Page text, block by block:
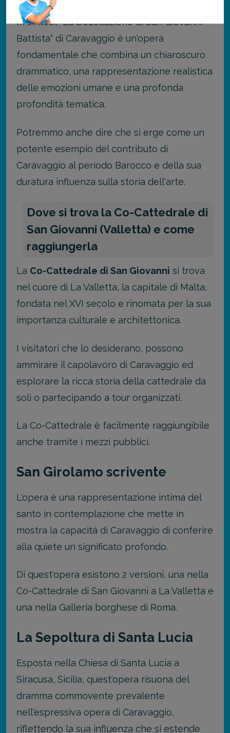
In sintesi, "La Decollazione di San Giovanni
Battista" di Caravaggio è un'opera
fondamentale che combina un chiaroscuro
drammatico, una rappresentazione realistica
delle emozioni umane e una profonda
profondità tematica.
Potremmo anche dire che si erge come un
potente esempio del contributo di
Caravaggio al periodo Barocco e della sua
duratura influenza sulla storia dell'arte.
Dove si trova la Co-Cattedrale di
San Giovanni (Valletta) e come
raggiungerla
La Co-Cattedrale di San Giovanni si trova
nel cuore di La Valletta, la capitale di Malta,
fondata nel XVI secolo e rinomata per la sua
importanza culturale e architettonica.
I visitatori che lo desiderano, possono
ammirare il capolavoro di Caravaggio ed
esplorare la ricca storia della cattedrale da
soli o partecipando a tour organizzati.
La Co-Cattedrale è facilmente raggiungibile
anche tramite i mezzi pubblici.
San Girolamo scrivente
L'opera è una rappresentazione intima del
santo in contemplazione che mette in
mostra la capacità di Caravaggio di conferire
alla quiete un significato profondo.
Di quest'opera esistono 2 versioni, una nella
Co-Cattedrale di San Giovanni a La Valletta e
una nella Galleria borghese di Roma.
La Sepoltura di Santa Lucia
Esposta nella Chiesa di Santa Lucia a
Siracusa, Sicilia, quest'opera risuona del
dramma commovente prevalente
nell'espressiva opera di Caravaggio,
riflettendo la sua influenza che si estende